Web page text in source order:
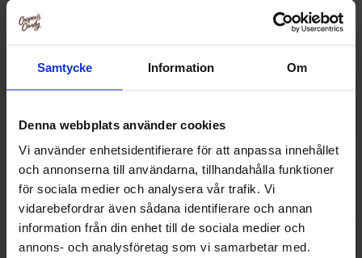
Samtycke Information Om
Denna webbplats använder cookies
Vi använder enhetsidentifierare för att anpassa innehållet
och annonserna till användarna, tillhandahålla funktioner
för sociala medier och analysera vår trafik. Vi
vidarebefordrar även sådana identifierare och annan
information från din enhet till de sociala medier och
annons- och analysföretag som vi samarbetar med.
Relaterade produkter